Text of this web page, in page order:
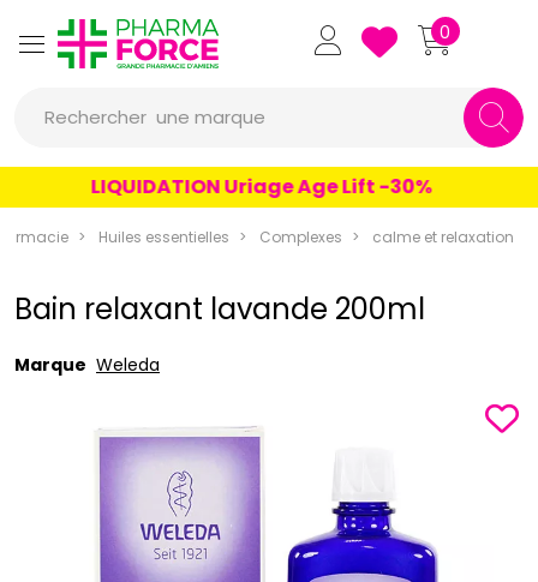
Pharmaforce Grande Pharmacie
0
Rechercher
un produit
une marque
LIQUIDATION Uriage Age Lift -30%
Huiles essentielles Complexes calme et relaxation
Bain relaxant lavande 200ml
Marque Weleda